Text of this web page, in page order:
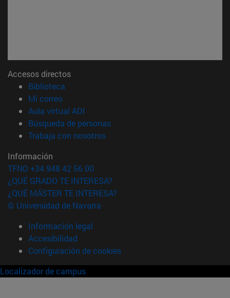
Accesos directos
Biblioteca
Mi correo(abre en nueva ventana)
Aula virtual ADI
Búsqueda de personas(abre en nueva ventana)
Trabaja con nosotros(abre en nueva ventana)
Información
TFNO +34 948 42 56 00
¿QUÉ GRADO TE INTERESA?
¿QUÉ MÁSTER TE INTERESA?
© Universidad de Navarra
Información legal
Accesibilidad
Configuración de cookies
Localizador de campus